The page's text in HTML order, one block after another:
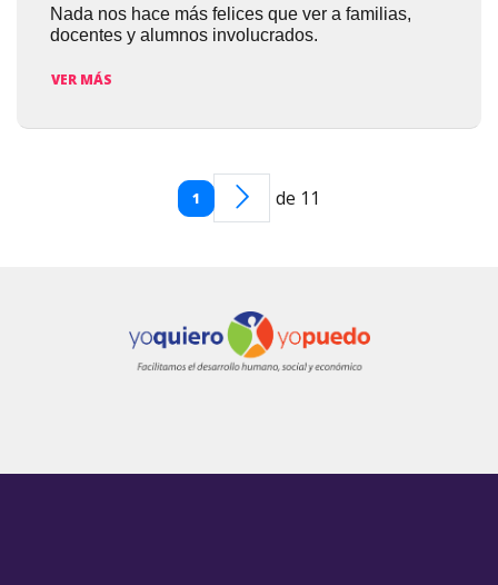
Nada nos hace más felices que ver a familias,
docentes y alumnos involucrados.
VER MÁS
1 de 11